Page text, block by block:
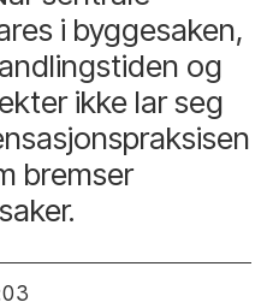
i byggesaken,
og
ikke lar seg
bremser